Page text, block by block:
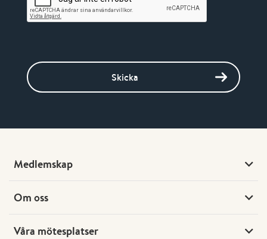
Skicka
Medlemskap
Om oss
Våra mötesplatser